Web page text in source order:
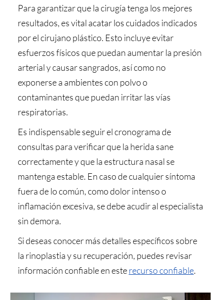
Para garantizar que la cirugía tenga los mejores
resultados, es vital acatar los cuidados indicados
por el cirujano plástico. Esto incluye evitar
esfuerzos físicos que puedan aumentar la presión
arterial y causar sangrados, así como no
exponerse a ambientes con polvo o
contaminantes que puedan irritar las vías
respiratorias.
Es indispensable seguir el cronograma de
consultas para verificar que la herida sane
correctamente y que la estructura nasal se
mantenga estable. En caso de cualquier síntoma
fuera de lo común, como dolor intenso o
inflamación excesiva, se debe acudir al especialista
sin demora.
Si deseas conocer más detalles específicos sobre
la rinoplastia y su recuperación, puedes revisar
información confiable en esterecurso confiable.